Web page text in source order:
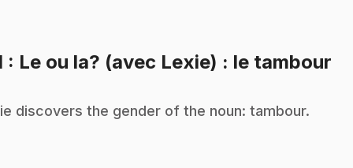
: Le ou la? (avec Lexie) : le tambour
discovers the gender of the noun: tambour.